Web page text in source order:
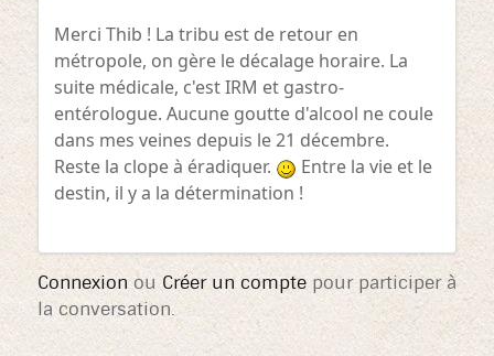
Merci Thib ! La tribu est de retour en
métropole, on gère le décalage horaire. La
suite médicale, c'est IRM et gastro-
entérologue. Aucune goutte d'alcool ne coule
dans mes veines depuis le 21 décembre.
Reste la clope à éradiquer.
Entre la vie et le
destin, il y a la détermination !
ConnexionouCréer un compte pour participer à
la conversation.